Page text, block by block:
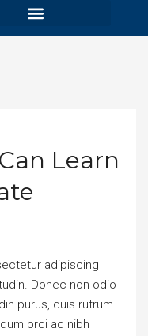
Learn
adipiscing
Donec non odio
purus, quis rutrum
orci ac nibh